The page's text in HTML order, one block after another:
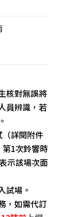
核對無誤將
員辨識，若
詳閱附件
1次鈴響時
示該場次面
試場。
，如需代訂